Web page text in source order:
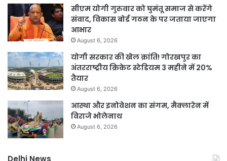
सीएम योगी गुरुवार को घुमंतू समाज से करेंगे
संवाद, विकास बोर्ड गठन के पर जताया जाएगा
आभार
August 6, 2026
योगी सरकार की खेल क्रांति! गोरखपुर का
अंतरराष्ट्रीय क्रिकेट स्टेडियम 3 महीने में 20%
तैयार
August 6, 2026
आस्था और इनोवेशन का संगम, मैक्लारेन में
विराजे भोलेनाथ
August 6, 2026
Delhi News